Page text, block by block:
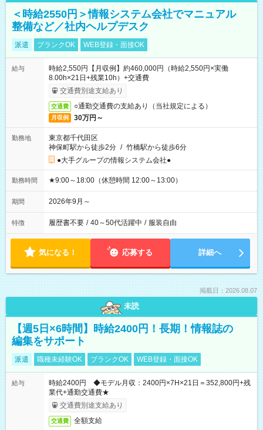
＜時給2550円＞情報システム会社でマニュアル
整備など／社内ヘルプデスク
派遣 ブランクOK WEB登録・面接OK
給与
時給2,550円【月収例】約460,000円（時給2,550円×実働
8.00h×21日+残業10h）+交通費
交通費別途支給あり
交通費 ○通勤交通費の支給あり（当社規定による）
月収例 30万円～
勤務地
東京都千代田区
神保町駅から徒歩2分 / 竹橋駅から徒歩6分
●大手グループの情報システム会社●
勤務時間 ★9:00～18:00（休憩時間 12:00～13:00）
期間 2026年9月～
特徴 履歴書不要 / 40～50代活躍中 / 服装自由
気になる！ 応募する 詳細へ
掲載日：2026.08.07
未読
【週5日×6時間】時給2400円！長期！情報誌の
編集をサポート
派遣 職種未経験OK ブランクOK WEB登録・面接OK
給与
時給2400円 ◆モデル月収：2400円×7H×21日＝352,800円+残
業代+通勤交通費★
交通費別途支給あり
交通費 全額支給